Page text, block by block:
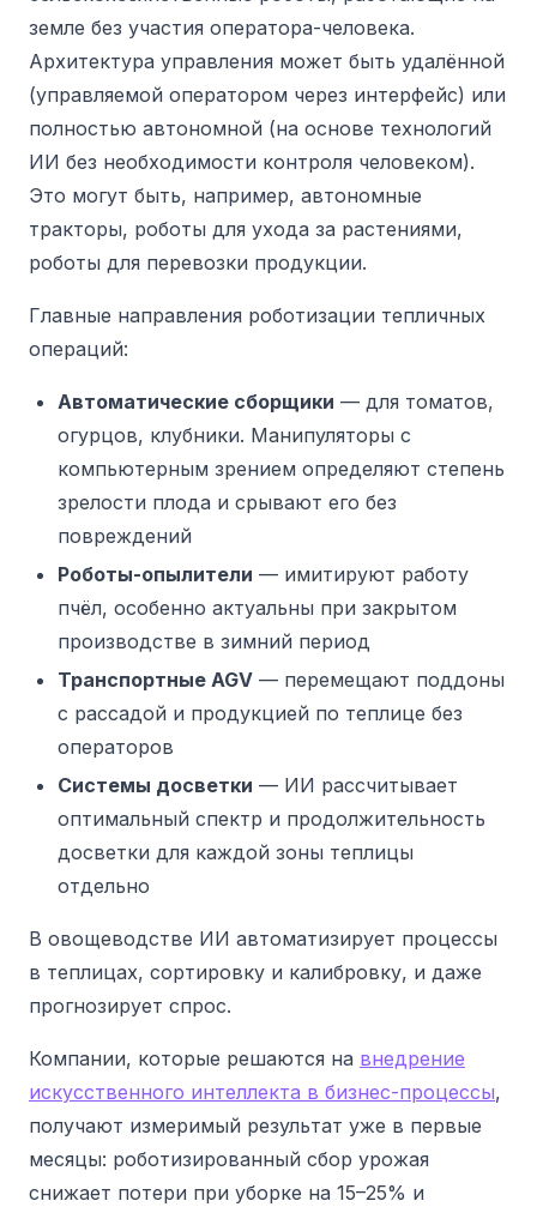
земле без участия оператора-человека.
Архитектура управления может быть удалённой
(управляемой оператором через интерфейс) или
полностью автономной (на основе технологий
ИИ без необходимости контроля человеком).
Это могут быть, например, автономные
тракторы, роботы для ухода за растениями,
роботы для перевозки продукции.
Главные направления роботизации тепличных
операций:
Автоматические сборщики — для томатов,
огурцов, клубники. Манипуляторы с
компьютерным зрением определяют степень
зрелости плода и срывают его без
повреждений
Роботы-опылители — имитируют работу
пчёл, особенно актуальны при закрытом
производстве в зимний период
Транспортные AGV — перемещают поддоны
с рассадой и продукцией по теплице без
операторов
Системы досветки — ИИ рассчитывает
оптимальный спектр и продолжительность
досветки для каждой зоны теплицы
отдельно
В овощеводстве ИИ автоматизирует процессы
в теплицах, сортировку и калибровку, и даже
прогнозирует спрос.
Компании, которые решаются на внедрение
искусственного интеллекта в бизнес-процессы,
получают измеримый результат уже в первые
месяцы: роботизированный сбор урожая
снижает потери при уборке на 15–25% и